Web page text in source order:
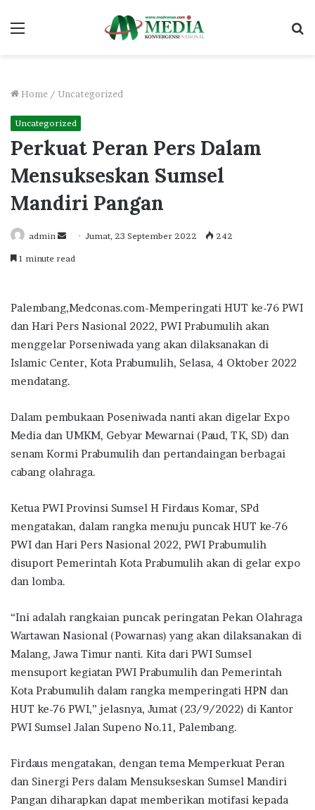
Menu
Home / Uncategorized
Uncategorized
Perkuat Peran Pers Dalam
Mensukseskan Sumsel
Mandiri Pangan
admin
Send Jumat, 23 September 2022 242
1 minute read
Palembang,Medconas.com-Memperingati HUT ke-76 PWI
dan Hari Pers Nasional 2022, PWI Prabumulih akan
menggelar Porseniwada yang akan dilaksanakan di
Islamic Center, Kota Prabumulih, Selasa, 4 Oktober 2022
mendatang.
Dalam pembukaan Poseniwada nanti akan digelar Expo
Media dan UMKM, Gebyar Mewarnai (Paud, TK, SD) dan
senam Kormi Prabumulih dan pertandaingan berbagai
cabang olahraga.
Ketua PWI Provinsi Sumsel H Firdaus Komar, SPd
mengatakan, dalam rangka menuju puncak HUT ke-76
PWI dan Hari Pers Nasional 2022, PWI Prabumulih
disuport Pemerintah Kota Prabumulih akan di gelar expo
dan lomba.
“Ini adalah rangkaian puncak peringatan Pekan Olahraga
Wartawan Nasional (Powarnas) yang akan dilaksanakan di
Malang, Jawa Timur nanti. Kita dari PWI Sumsel
mensuport kegiatan PWI Prabumulih dan Pemerintah
Kota Prabumulih dalam rangka memperingati HPN dan
HUT ke-76 PWI,” jelasnya, Jumat (23/9/2022) di Kantor
PWI Sumsel Jalan Supeno No.11, Palembang.
Firdaus mengatakan, dengan tema Memperkuat Peran
dan Sinergi Pers dalam Mensukseskan Sumsel Mandiri
Pangan diharapkan dapat memberikan motifasi kepada